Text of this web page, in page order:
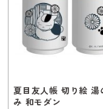
夏目友人帳 切り絵 湯
み 和モダン